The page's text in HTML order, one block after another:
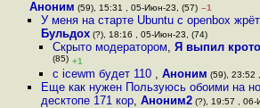
Аноним (59), 15:31 , 05-Июн-23, (57) –1
У меня на старте Ubuntu c openbox
Бульдох(?), 18:16 , 05-Июн-23, (74)
Скрыто модератором,Я выпил
(85) +1
c icewm будет 110 ,Аноним (59), 23:52
Еще как нужен Пользуюсь обоими на
десктопе 171 кор, Аноним2(?), 19:57 , 06-